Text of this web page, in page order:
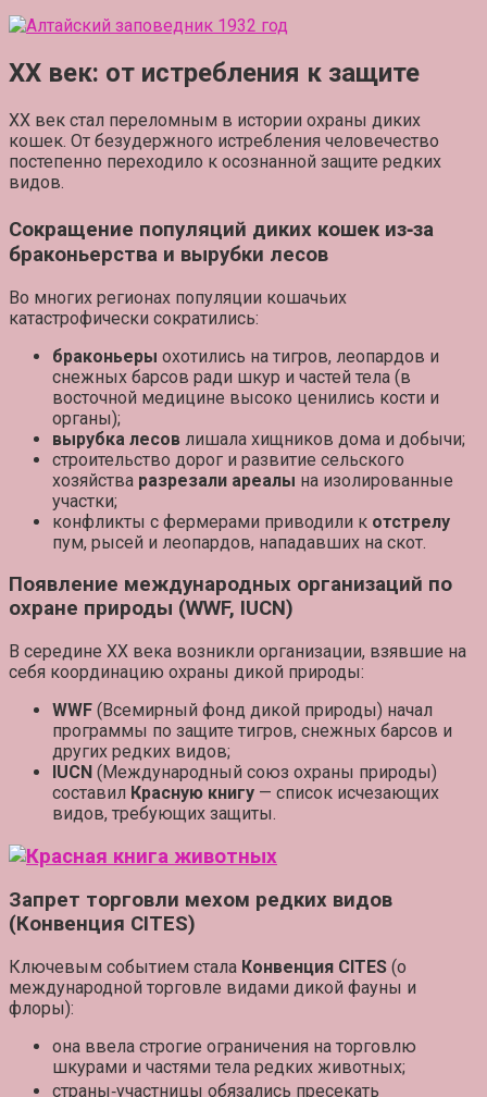
XX век: от истребления к защите
XX век стал переломным в истории охраны диких
кошек. От безудержного истребления человечество
постепенно переходило к осознанной защите редких
видов.
Сокращение популяций диких кошек из‑за
браконьерства и вырубки лесов
Во многих регионах популяции кошачьих
катастрофически сократились:
браконьеры охотились на тигров, леопардов и
снежных барсов ради шкур и частей тела (в
восточной медицине высоко ценились кости и
органы);
вырубка лесов лишала хищников дома и добычи;
строительство дорог и развитие сельского
хозяйства разрезали ареалы на изолированные
участки;
конфликты с фермерами приводили к отстрелу
пум, рысей и леопардов, нападавших на скот.
Появление международных организаций по
охране природы (WWF, IUCN)
В середине XX века возникли организации, взявшие на
себя координацию охраны дикой природы:
WWF (Всемирный фонд дикой природы) начал
программы по защите тигров, снежных барсов и
других редких видов;
IUCN (Международный союз охраны природы)
составил Красную книгу — список исчезающих
видов, требующих защиты.
Запрет торговли мехом редких видов
(Конвенция CITES)
Ключевым событием стала Конвенция CITES (о
международной торговле видами дикой фауны и
флоры):
она ввела строгие ограничения на торговлю
шкурами и частями тела редких животных;
страны‑участницы обязались пресекать